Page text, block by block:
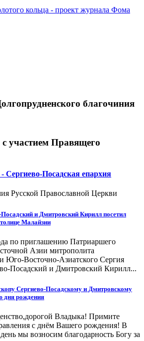
благочиния
участием Правящего
Сергиево-Посадская епархия
Русской Православной Церкви
и Дмитровский Кирилл посетил
Малайзии
по приглашению Патриаршего
Азии митрополита
Юго-Восточно-Азиатского Сергия
Посадский и Дмитровский Кирилл...
Сергиево-Посадскому и Дмитровскому
дня рождения
Владыка! Примите
с днём Вашего рождения! В
мы возносим благодарность Богу за